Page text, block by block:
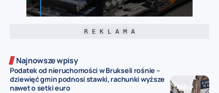
R E K L A M A
Najnowsze wpisy
Podatek od nieruchomości w Brukseli rośnie –
dziewięć gmin podnosi stawki, rachunki wyższe
nawet o setki euro